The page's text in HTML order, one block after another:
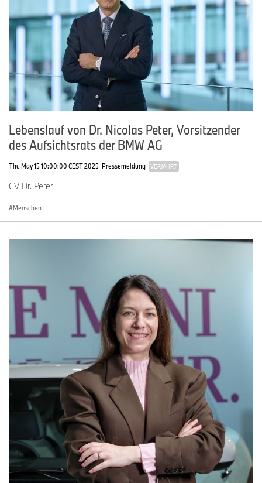
Lebenslauf von Dr. Nicolas Peter, Vorsitzender
des Aufsichtsrats der BMW AG
Thu May 15 10:00:00 CEST 2025 Pressemeldung VERJÄHRT
CV Dr. Peter
Menschen